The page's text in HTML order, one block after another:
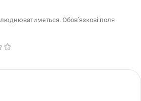
Обов’язкові поля